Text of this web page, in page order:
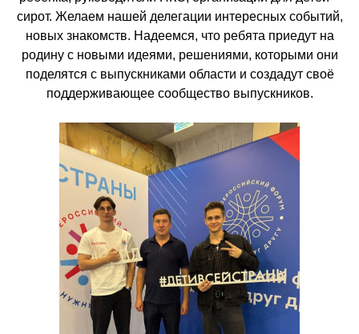
сирот. Желаем нашей делегации интересных событий,
новых знакомств. Надеемся, что ребята приедут на
родину с новыми идеями, решениями, которыми они
поделятся с выпускниками области и создадут своё
поддерживающее сообщество выпускников.